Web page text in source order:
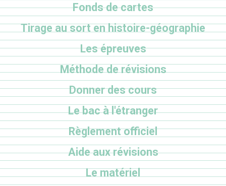
Fonds de cartes
Tirage au sort en histoire-géographie
Les épreuves
Méthode de révisions
Donner des cours
Le bac à l'étranger
Règlement officiel
Aide aux révisions
Le matériel